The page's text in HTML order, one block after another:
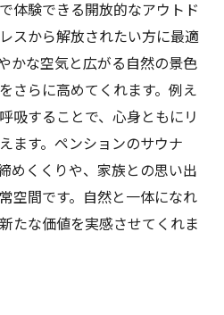
体験できる開放的なアウトド
スから解放されたい方に最適
かな空気と広がる自然の景色
さらに高めてくれます。例え
吸することで、心身ともにリ
ます。ペンションのサウナ
めくくりや、家族との思い出
空間です。自然と一体になれ
たな価値を実感させてくれま